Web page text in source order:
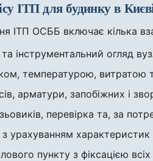
ІТП для будинку в
ІТП ОСББ включає кілька
інструментальний огляд
температурою, витратою
арматури, запобіжних і
перевірка та, за
урахуванням
пункту з фіксацією